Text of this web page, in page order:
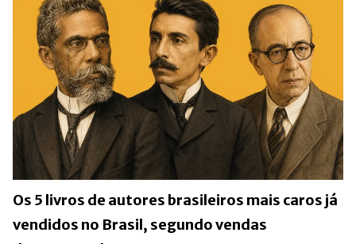
Os 5 livros de autores brasileiros mais caros já
vendidos no Brasil, segundo vendas